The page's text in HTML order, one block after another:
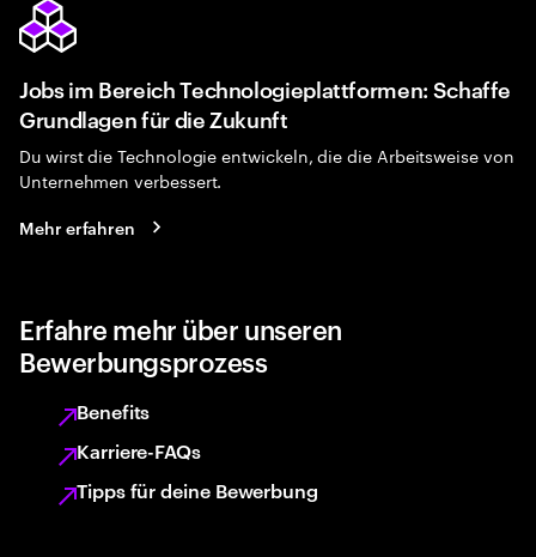
Jobs im Bereich Technologieplattformen: Schaffe
Grundlagen für die Zukunft
Du wirst die Technologie entwickeln, die die Arbeitsweise von
Unternehmen verbessert.
Mehr erfahren
Erfahre mehr über unseren
Bewerbungsprozess
Benefits
Karriere-FAQs
Tipps für deine Bewerbung